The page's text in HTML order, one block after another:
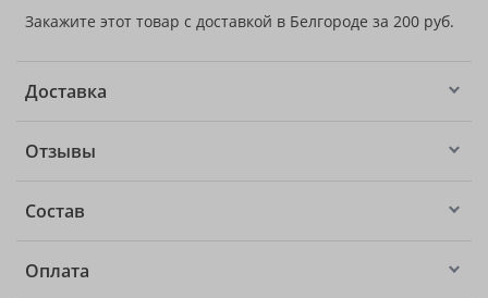
Закажите этот товар с доставкой в Белгороде за 200 руб.
Доставка
Отзывы
Состав
Оплата